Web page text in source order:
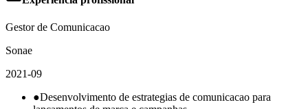
Gestor de Comunicacao
Sonae
2021-09
●Desenvolvimento de estrategias de comunicacao para